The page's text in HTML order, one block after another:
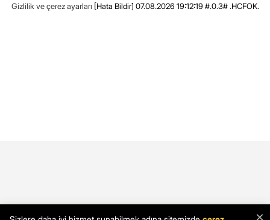
Gizlilik ve çerez ayarları [Hata Bildir] 07.08.2026 19:12:19 #.0.3# .HCFOK.